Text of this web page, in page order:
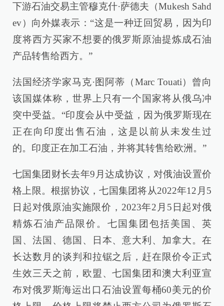
下游石油交易主管穆克什·萨德夫（Mukesh Sahd
ev）向外媒表示：“这是一种迂回贸易，因为印
度将西方买家不想要的俄罗斯原油提炼成石油
产品转售给西方。”
法国经济学家马克·图阿蒂（Marc Touati）曾向
该国媒体称，世界上只有一个国家将从俄乌冲
突中受益。“印度会从中受益，因为俄罗斯现在
正在向印度出售石油，这是以前从未发生过
的。印度正在加工石油，并将其转售给欧洲。”
七国集团财长去年9月达成协议，对俄油设置价
格上限。根据协议，七国集团将从2022年12月5
日起对俄原油实施限价，2023年2月5日起对俄
精炼石油产品限价。七国集团包括美国、英
国、法国、德国、日本、意大利、加拿大。在
长达数月的谈判和拉锯之后，赶在限价令正式
生效三天之前，欧盟、七国集团和澳大利亚宣
布对俄罗斯海运出口石油设置每桶60美元的价